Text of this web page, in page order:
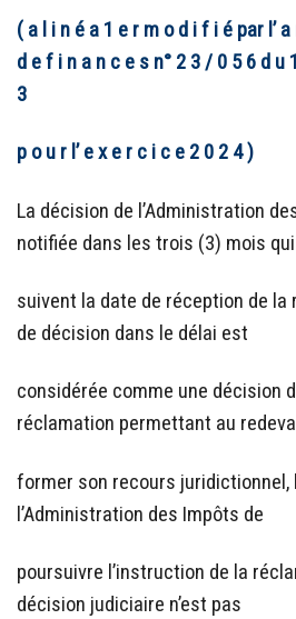
( a l i n é a 1 e r m o d i f i é par l’
d e f i n a n c e s n° 2 3 / 0 5 6 d u
3
p o u r l’ e x e r c i c e 2 0 2 4 )
La décision de l’Administration
notifiée dans les trois (3) mois qui
suivent la date de réception de la
de décision dans le délai est
considérée comme une décision
réclamation permettant au
former son recours juridictionnel,
l’Administration des Impôts de
poursuivre l’instruction de la
décision judiciaire n’est pas